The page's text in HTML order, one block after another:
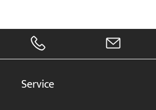
Service